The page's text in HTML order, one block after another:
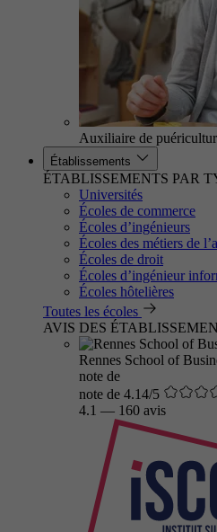
Auxiliaire de
Établissements
ÉTABLISSEMENTS PAR
Universités
Écoles de commerce
Écoles d’ingénieurs
Écoles des métiers de
Écoles de droit
Écoles d’ingénieur
Écoles hôtelières
Toutes les écoles
AVIS DES
Rennes School of
note de
note de 4.14/5
4.1 — 160 avis